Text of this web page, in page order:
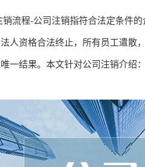
程-公司注销指符合法定条件的
人资格合法终止，所有员工遣散
一结果。本文针对公司注销介绍